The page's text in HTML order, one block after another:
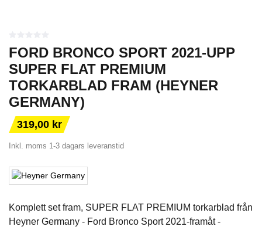
FORD BRONCO SPORT 2021-UPP
SUPER FLAT PREMIUM
TORKARBLAD FRAM (HEYNER
GERMANY)
319,00 kr
Inkl. moms 1-3 dagars leveranstid
Komplett set fram, SUPER FLAT PREMIUM torkarblad från
Heyner Germany - Ford Bronco Sport 2021-framåt -